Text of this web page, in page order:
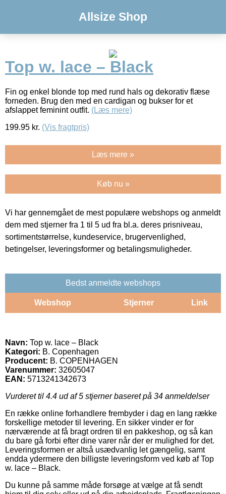
Allsize Shop
Top w. lace – Black
Fin og enkel blonde top med rund hals og dekorativ flæse
forneden. Brug den med en cardigan og bukser for et
afslappet feminint outfit. (Læs mere)
199.95 kr. (Vis fragtpris)
Læs mere »
Køb nu »
Vi har gennemgået de mest populære webshops og anmeldt
dem med stjerner fra 1 til 5 ud fra bl.a. deres prisniveau,
sortimentstørrelse, kundeservice, brugervenlighed,
betingelser, leveringsformer og betalingsmuligheder.
Bedst anmeldte webshops
Webshop Stjerner Link
Navn: Top w. lace – Black
Kategori: B. Copenhagen
Producent: B. COPENHAGEN
Varenummer: 32605047
EAN: 5713241342673
Vurderet til 4.4 ud af 5 stjerner baseret på 34 anmeldelser
En række online forhandlere frembyder i dag en lang række
forskellige metoder til levering. En sikker vinder er for
nærværende at få bragt ordren til en pakkeshop, og så kan
du bare gå forbi efter dine varer når der er mulighed for det.
Leveringsformen er altså usædvanlig let gængelig, samt
endda ydermere den billigste leveringsform ved køb af Top
w. lace – Black.
Du kunne på samme måde forsøge at vælge at få sendt